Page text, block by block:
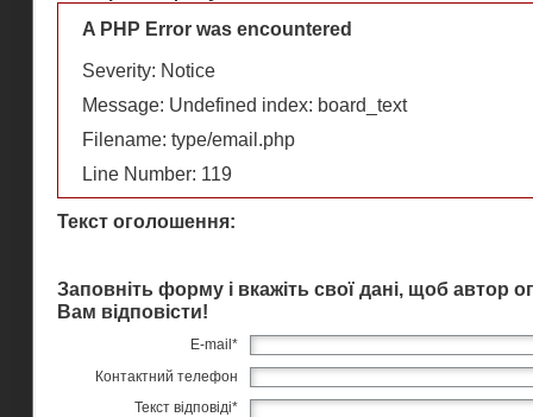
A PHP Error was encountered
Severity: Notice
Message: Undefined index: board_text
Filename: type/email.php
Line Number: 119
Текст оголошення:
Заповніть форму і вкажіть свої дані, щоб автор
Вам відповісти!
E-mail *
Контактний телефон
Текст відповіді*